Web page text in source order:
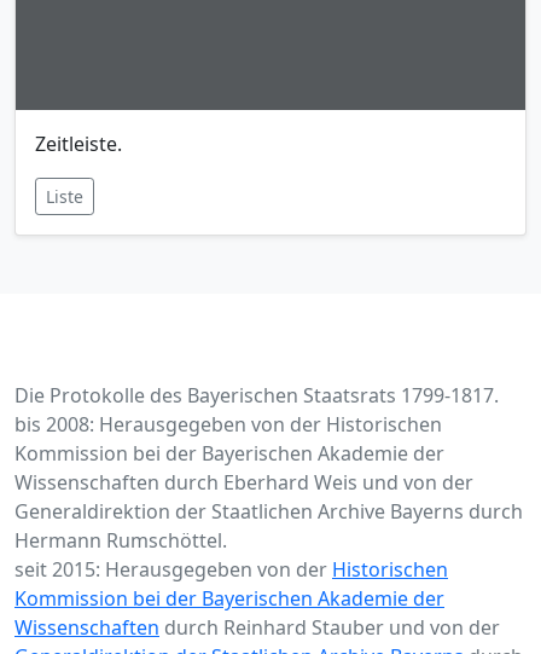
Zeitleiste.
Liste
Die Protokolle des Bayerischen Staatsrats 1799-1817.
bis 2008: Herausgegeben von der Historischen
Kommission bei der Bayerischen Akademie der
Wissenschaften durch Eberhard Weis und von der
Generaldirektion der Staatlichen Archive Bayerns durch
Hermann Rumschöttel.
seit 2015: Herausgegeben von der Historischen
Kommission bei der Bayerischen Akademie der
Wissenschaften durch Reinhard Stauber und von der